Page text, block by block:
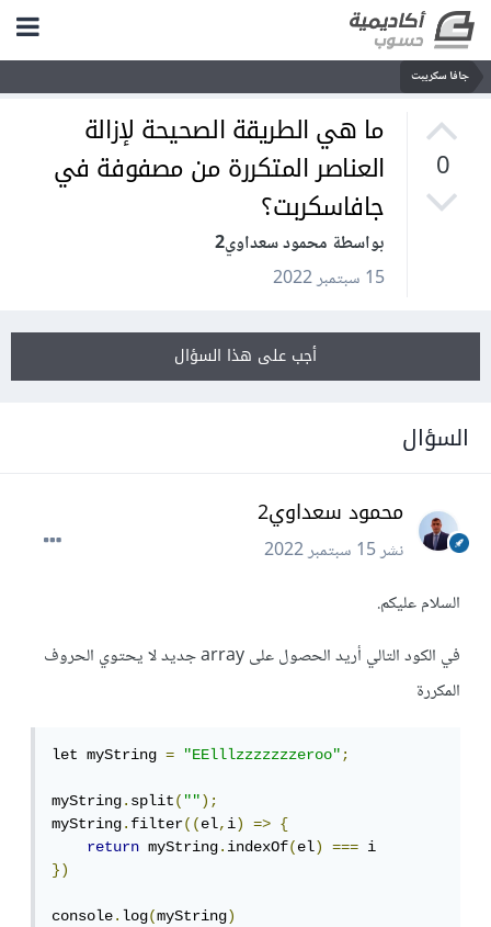
جافا سكريبت
0
ما هي الطريقة الصحيحة لإزالة
العناصر المتكررة من مصفوفة في
جافاسكربت؟
بواسطة محمود سعداوي2
15 سبتمبر 2022
أجب على هذا السؤال
السؤال
محمود سعداوي2
نشر15 سبتمبر 2022
السلام عليكم.
في الكود التالي أريد الحصول على array جديد لا يحتوي الحروف
المكررة
let myString = "EElllzzzzzzzeroo";
myString.split("");
myString.filter((el,i) =>
{
return myString.indexOf(el) ===
})
console.log(myString)